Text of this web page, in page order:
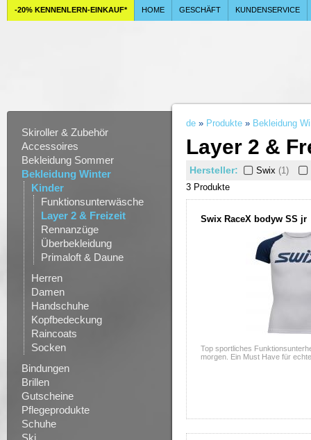
-20% KENNENLERN-EINKAUF* HOME GESCHÄFT KUNDENSERVICE
Skiroller & Zubehör
Accessoires
Bekleidung Sommer
Bekleidung Winter
Kinder
Funktionsunterwäsche
Layer 2 & Freizeit
Rennanzüge
Überbekleidung
Primaloft & Daune
Herren
Damen
Handschuhe
Kopfbedeckung
Raincoats
Socken
Bindungen
Brillen
Gutscheine
Pflegeprodukte
Schuhe
Ski
de » Produkte » Bekleidung
Layer 2 &
Hersteller: Swix (1)
3 Produkte
Swix RaceX bodyw SS jr
Top sportliches
morgen. Ein Must Have für